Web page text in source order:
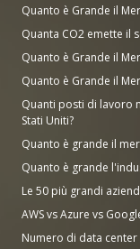
Quanto è Grande il
Quanta CO2 emette il
Quanto è Grande il
Quanto è Grande il
Quanti posti di lavoro
Stati Uniti?
Quanto è grande il
Quanto è grande
Le 50 più grandi
AWS vs Azure vs
Numero di data